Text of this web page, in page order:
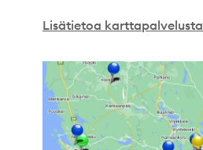
Lisätietoa karttapalvelusta